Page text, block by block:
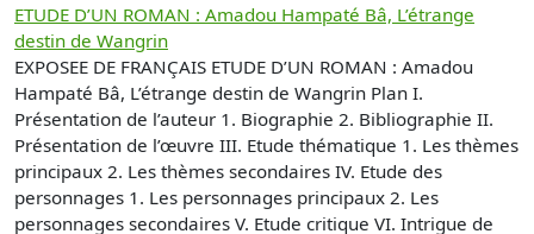
ETUDE D’UN ROMAN : Amadou Hampaté Bâ, L’étrange
destin de Wangrin
EXPOSEE DE FRANÇAIS ETUDE D’UN ROMAN : Amadou
Hampaté Bâ, L’étrange destin de Wangrin Plan I.
Présentation de l’auteur 1. Biographie 2. Bibliographie II.
Présentation de l’œuvre III. Etude thématique 1. Les thèmes
principaux 2. Les thèmes secondaires IV. Etude des
personnages 1. Les personnages principaux 2. Les
personnages secondaires V. Etude critique VI. Intrigue de